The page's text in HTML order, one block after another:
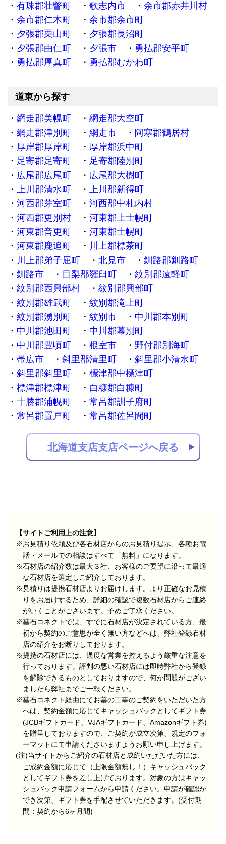
有珠郡壮瞥町
歌志内市
余市郡赤井川村
余市郡仁木町
余市郡余市町
夕張郡栗山町
夕張郡長沼町
夕張郡由仁町
夕張市
勇払郡安平町
勇払郡厚真町
勇払郡むかわ町
道東から探す
網走郡美幌町
網走郡大空町
網走郡津別町
網走市
阿寒郡鶴居村
厚岸郡厚岸町
厚岸郡浜中町
足寄郡足寄町
足寄郡陸別町
広尾郡広尾町
広尾郡大樹町
上川郡清水町
上川郡新得町
河西郡芽室町
河西郡中札内村
河西郡更別村
河東郡上士幌町
河東郡音更町
河東郡士幌町
河東郡鹿追町
川上郡標茶町
川上郡弟子屈町
北見市
釧路郡釧路町
釧路市
目梨郡羅臼町
紋別郡遠軽町
紋別郡西興部村
紋別郡興部町
紋別郡雄武町
紋別郡滝上町
紋別郡湧別町
紋別市
中川郡本別町
中川郡池田町
中川郡幕別町
中川郡豊頃町
根室市
野付郡別海町
帯広市
斜里郡清里町
斜里郡小清水町
斜里郡斜里町
標津郡中標津町
標津郡標津町
白糠郡白糠町
十勝郡浦幌町
常呂郡訓子府町
常呂郡置戸町
常呂郡佐呂間町
北海道支店支店ページへ戻る
【サイトご利用上の注意】
※お見積り依頼及び各石材店からのお見積り提示、各種お電
話・メールでの相談はすべて「無料」になります。
※石材店の紹介数は最大３社、お客様のご要望に沿って最適
な石材店を選定しご紹介しております。
※見積りは提携石材店よりお届けします。より正確なお見積
りをお届けするため、詳細の確認で複数石材店からご連絡
がいくことがございます。予めご了承ください。
※墓石コネクトでは、すでに石材店が決定されている方、最
初から契約のご意思が全く無い方などへは、弊社登録石材
店の紹介をお断りしております。
※提携の石材店には、過度な営業を控えるよう厳重な注意を
行っております。評判の悪い石材店には即時弊社から登録
を解除できるものとしておりますので、何か問題がござい
ましたら弊社までご一報ください。
※墓石コネクト経由にてお墓の工事のご契約をいただいた方
へは、契約金額に応じてキャッシュバックとしてギフト券
(JCBギフトカード、VJAギフトカード、Amazonギフト券)
を贈呈しておりますので、ご契約が成立次第、規定のフォ
ーマットにて申請くださいますようお願い申し上げます。
(注)当サイトからご紹介の石材店と成約いただいた方には、
ご成約金額に応じて（上限金額無し！）キャッシュバック
としてギフト券を差し上げております。対象の方はキャッ
シュバック申請フォームから申請ください。申請が確認が
でき次第、ギフト券を手配させていただきます。(受付期
間：契約から6ヶ月間)